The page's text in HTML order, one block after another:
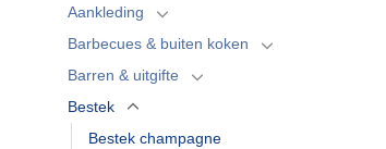
Aankleding
Barbecues & buiten koken
Barren & uitgifte
Bestek
Bestek champagne